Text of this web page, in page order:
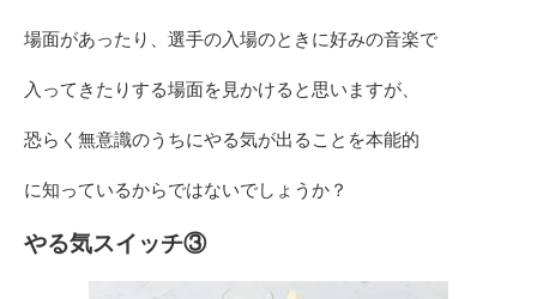
場面があったり、選手の入場のときに好みの音楽で
入ってきたりする場面を見かけると思いますが、
恐らく無意識のうちにやる気が出ることを本能的
に知っているからではないでしょうか？
やる気スイッチ③